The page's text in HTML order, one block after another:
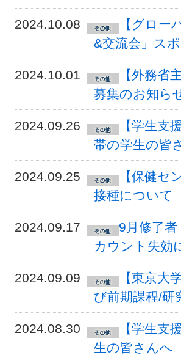
2024.10.08
【グロー
&交流会」ス
2024.10.01
【外務省
募集のお知ら
2024.09.26
【学生支
帯の学生の皆
2024.09.25
【保健
接種について
2024.09.17
9月修了
カウント失効
2024.09.09
【東京大
び前期課程/研
2024.08.30
【学生支
生の皆さんへ